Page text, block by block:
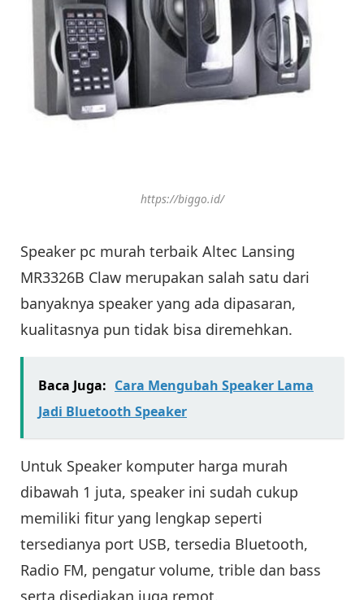
https://biggo.id/
Speaker pc murah terbaik Altec Lansing
MR3326B Claw merupakan salah satu dari
banyaknya speaker yang ada dipasaran,
kualitasnya pun tidak bisa diremehkan.
Baca Juga: Cara Mengubah Speaker Lama
Jadi Bluetooth Speaker
Untuk Speaker komputer harga murah
dibawah 1 juta, speaker ini sudah cukup
memiliki fitur yang lengkap seperti
tersedianya port USB, tersedia Bluetooth,
Radio FM, pengatur volume, trible dan bass
serta disediakan juga remot.